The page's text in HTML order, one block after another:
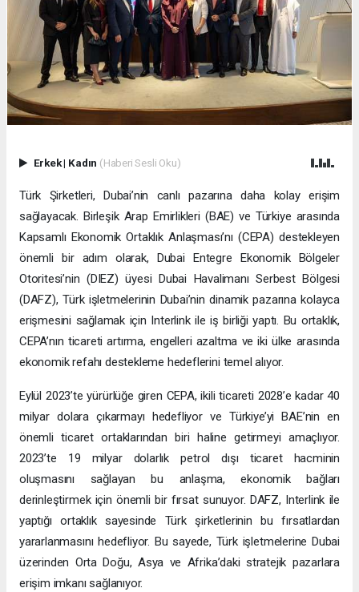
Erkek| Kadın (Haberi Sesli Oku)
Türk Şirketleri, Dubai’nin canlı pazarına daha kolay erişim
sağlayacak. Birleşik Arap Emirlikleri (BAE) ve Türkiye arasında
Kapsamlı Ekonomik Ortaklık Anlaşması’nı (CEPA) destekleyen
önemli bir adım olarak, Dubai Entegre Ekonomik Bölgeler
Otoritesi’nin (DIEZ) üyesi Dubai Havalimanı Serbest Bölgesi
(DAFZ), Türk işletmelerinin Dubai’nin dinamik pazarına kolayca
erişmesini sağlamak için Interlink ile iş birliği yaptı. Bu ortaklık,
CEPA’nın ticareti artırma, engelleri azaltma ve iki ülke arasında
ekonomik refahı destekleme hedeflerini temel alıyor.
Eylül 2023’te yürürlüğe giren CEPA, ikili ticareti 2028’e kadar 40
milyar dolara çıkarmayı hedefliyor ve Türkiye’yi BAE’nin en
önemli ticaret ortaklarından biri haline getirmeyi amaçlıyor.
2023’te 19 milyar dolarlık petrol dışı ticaret hacminin
oluşmasını sağlayan bu anlaşma, ekonomik bağları
derinleştirmek için önemli bir fırsat sunuyor. DAFZ, Interlink ile
yaptığı ortaklık sayesinde Türk şirketlerinin bu fırsatlardan
yararlanmasını hedefliyor. Bu sayede, Türk işletmelerine Dubai
üzerinden Orta Doğu, Asya ve Afrika’daki stratejik pazarlara
erişim imkanı sağlanıyor.